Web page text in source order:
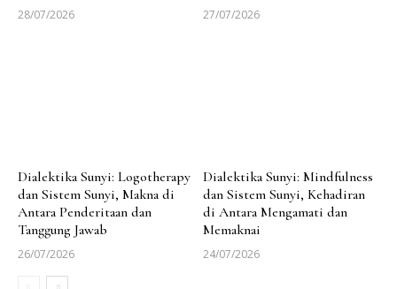
28/07/2026 27/07/2026
Dialektika Sunyi: Logotherapy
dan Sistem Sunyi, Makna di
Antara Penderitaan dan
Tanggung Jawab
26/07/2026
Dialektika Sunyi: Mindfulness
dan Sistem Sunyi, Kehadiran
di Antara Mengamati dan
Memaknai
24/07/2026